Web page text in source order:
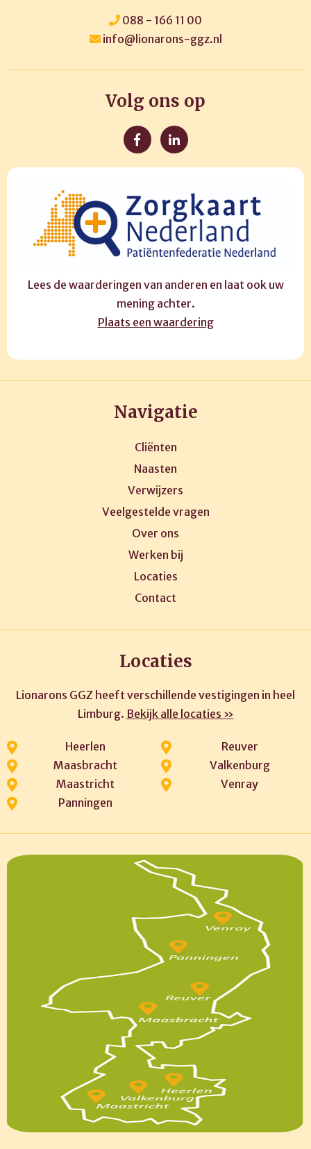
088 - 166 11 00
info@lionarons-ggz.nl
Volg ons op
Lees de waarderingen van anderen en laat ook uw
mening achter.
Plaats een waardering
Navigatie
Cliënten
Naasten
Verwijzers
Veelgestelde vragen
Over ons
Werken bij
Locaties
Contact
Locaties
Lionarons GGZ heeft verschillende vestigingen in heel
Limburg. Bekijk alle locaties »
Heerlen
Maasbracht
Maastricht
Panningen
Reuver
Valkenburg
Venray